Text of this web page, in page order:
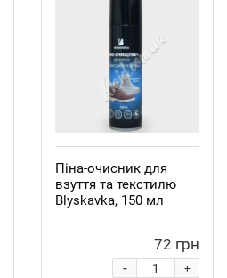
Піна-очисник для
взуття та текстилю
Blyskavka, 150 мл
72 грн
+
-